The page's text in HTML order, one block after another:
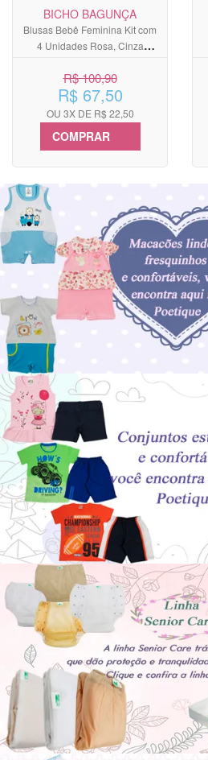
BICHO BAGUNÇA
Blusas Bebê Feminina Kit com
4 Unidades Rosa, Cinza
R$ 100,90
R$ 67,50
OU 3X DE R$ 22,50
COMPRAR